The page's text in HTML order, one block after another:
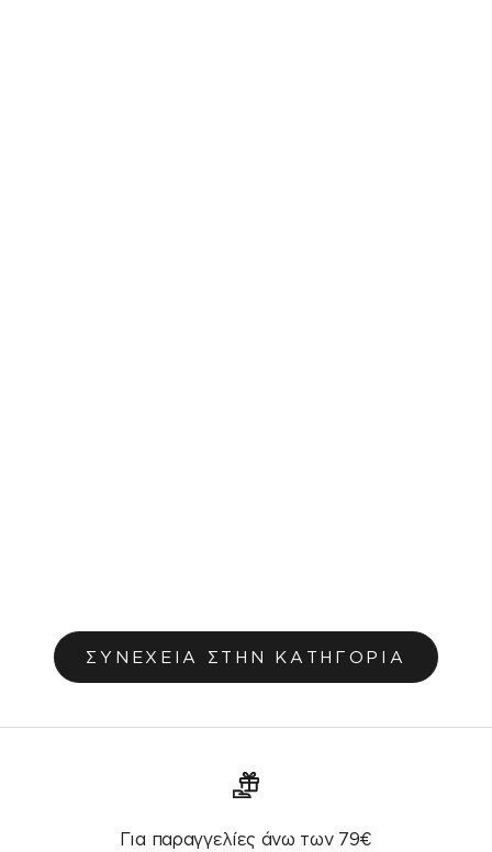
ΣΥΝΕΧΕΙΑ ΣΤΗΝ ΚΑΤΗΓΟΡΙΑ
Για παραγγελίες άνω των 79€